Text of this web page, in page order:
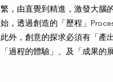
繁，由直覺到精進，激發大腦
始，透過創造的「歷程」
此外，創意的探求必須有「產
「過程的體驗」、及「成果